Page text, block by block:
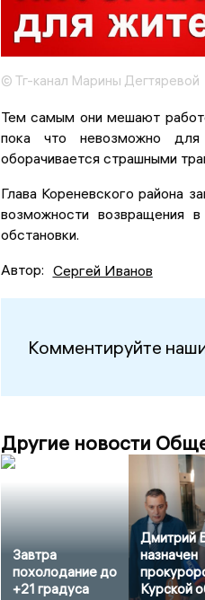
© Тг-канал Марины Дегтяревой
Тем самым они мешают
пока что невозможно
оборачивается страшными
Глава Кореневского района
возможности возвращения
обстановки.
Автор: Сергей Иванов
Комментируйте
Другие новости
Завтра
похолодание до
+21 градуса
Дмитрий
назначен
Курской